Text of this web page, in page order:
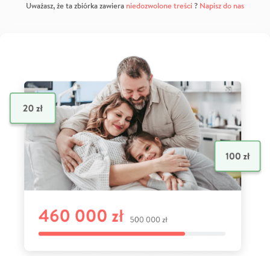
Uważasz, że ta zbiórka zawiera niedozwolone treści? Napisz do nas